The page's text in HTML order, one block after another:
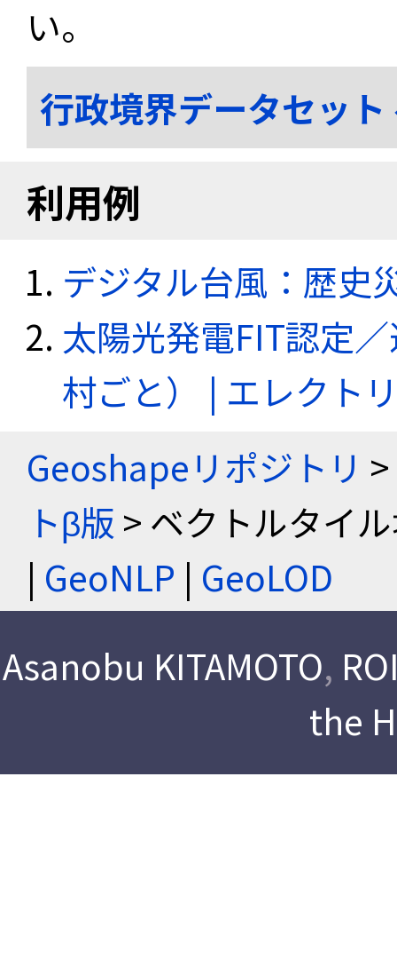
い。
行政境界データセッ
利用例
デジタル台風：歴史
太陽光発電FIT認定
村ごと） | エレクト
Geoshapeリポジトリ >
トβ版 > ベクトルタイ
| GeoNLP | GeoLOD
Asanobu KITAMOTO,
the